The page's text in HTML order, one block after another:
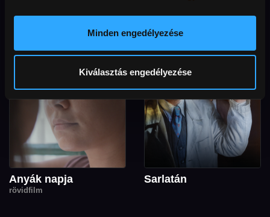
Minden engedélyezése
Kiválasztás engedélyezése
Anyák napja
rövidfilm
Sarlatán